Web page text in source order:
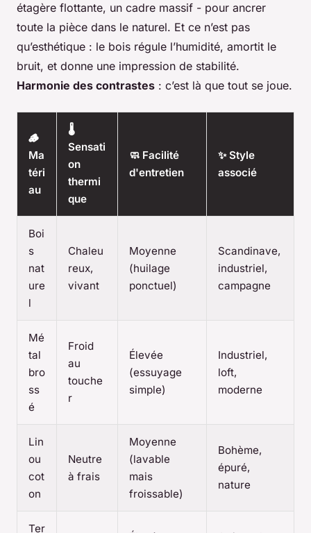
étagère flottante, un cadre massif - pour ancrer
toute la pièce dans le naturel. Et ce n’est pas
qu’esthétique : le bois régule l’humidité, amortit le
bruit, et donne une impression de stabilité.
Harmonie des contrastes : c’est là que tout se joue.
🪵
Ma
téri
au
🌡️
Sensati
on
thermi
que
🧼 Facilité
d'entretien
✨ Style
associé
Boi
s
nat
ure
l
Chaleu
reux,
vivant
Moyenne
(huilage
ponctuel)
Scandinave,
industriel,
campagne
Mé
tal
bro
ss
é
Froid
au
touche
r
Élevée
(essuyage
simple)
Industriel,
loft,
moderne
Lin
ou
cot
on
Neutre
à frais
Moyenne
(lavable
mais
froissable)
Bohème,
épuré,
nature
Ter